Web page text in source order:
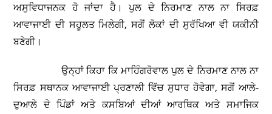
ਅਸੁਵਿਧਾਜਨਕ ਹੋ ਜਾਂਦਾ ਹੈ। ਪੁਲ ਦੇ ਨਿਰਮਾਣ ਨਾਲ ਨਾ ਸਿਰਫ਼
ਆਵਾਜਾਈ ਦੀ ਸਹੂਲਤ ਮਿਲੇਗੀ, ਸਗੋਂ ਲੋਕਾਂ ਦੀ ਸੁਰੱਖਿਆ ਵੀ ਯਕੀਨੀ
ਬਣੇਗੀ।
ਉਨ੍ਹਾਂ ਕਿਹਾ ਕਿ ਮਾਹਿੰਗਰੋਵਾਲ ਪੁਲ ਦੇ ਨਿਰਮਾਣ ਨਾਲ ਨਾ
ਸਿਰਫ਼ ਸਥਾਨਕ ਆਵਾਜਾਈ ਪ੍ਰਣਾਲੀ ਵਿੱਚ ਸੁਧਾਰ ਹੋਵੇਗਾ, ਸਗੋਂ ਆਲੇ-
ਦੁਆਲੇ ਦੇ ਪਿੰਡਾਂ ਅਤੇ ਕਸਬਿਆਂ ਦੀਆਂ ਆਰਥਿਕ ਅਤੇ ਸਮਾਜਿਕ